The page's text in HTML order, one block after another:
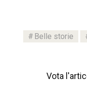
Belle storie
Vota